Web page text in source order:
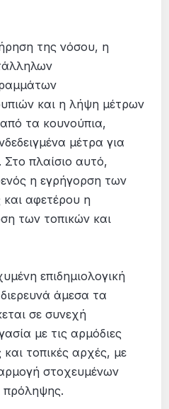
της νόσου, η
και η λήψη μέτρων
τα κουνούπια,
μέτρα για
πλαίσιο αυτό,
η εγρήγορση των
και αφετέρου η
των τοπικών και
επιδημιολογική
άμεσα τα
σε συνεχή
με τις αρμόδιες
και τοπικές αρχές, με
στοχευμένων
πρόληψης.